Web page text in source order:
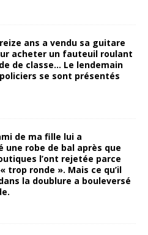
ans a vendu sa guitare
acheter un fauteuil roulant
de classe… Le lendemain
se sont présentés
de ma fille lui a
une robe de bal après que
l’ont rejetée parce
trop ronde ». Mais ce qu’il
la doublure a bouleversé